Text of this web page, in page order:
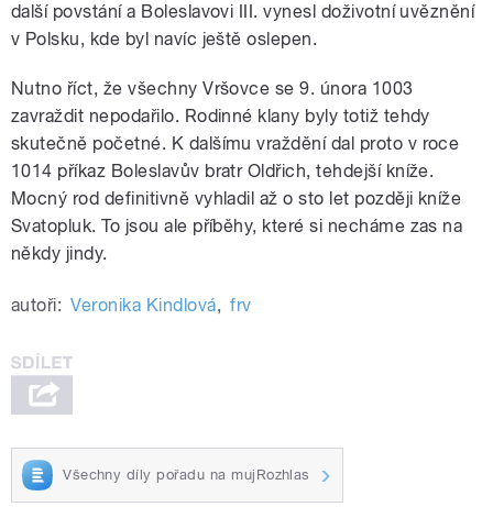
další povstání a Boleslavovi III. vynesl doživotní uvěznění
v Polsku, kde byl navíc ještě oslepen.
Nutno říct, že všechny Vršovce se 9. února 1003
zavraždit nepodařilo. Rodinné klany byly totiž tehdy
skutečně početné. K dalšímu vraždění dal proto v roce
1014 příkaz Boleslavův bratr Oldřich, tehdejší kníže.
Mocný rod definitivně vyhladil až o sto let později kníže
Svatopluk. To jsou ale příběhy, které si necháme zas na
někdy jindy.
autoři: Veronika Kindlová, frv
Všechny díly pořadu na mujRozhlas